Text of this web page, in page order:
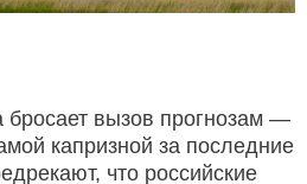
бросает вызов прогнозам —
капризной за последние
что российские